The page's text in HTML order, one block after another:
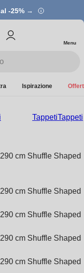
-25% →
Menu
Ispirazione
TappetiTappeti